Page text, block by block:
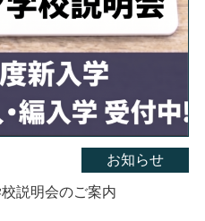
お知らせ
説明会のご案内